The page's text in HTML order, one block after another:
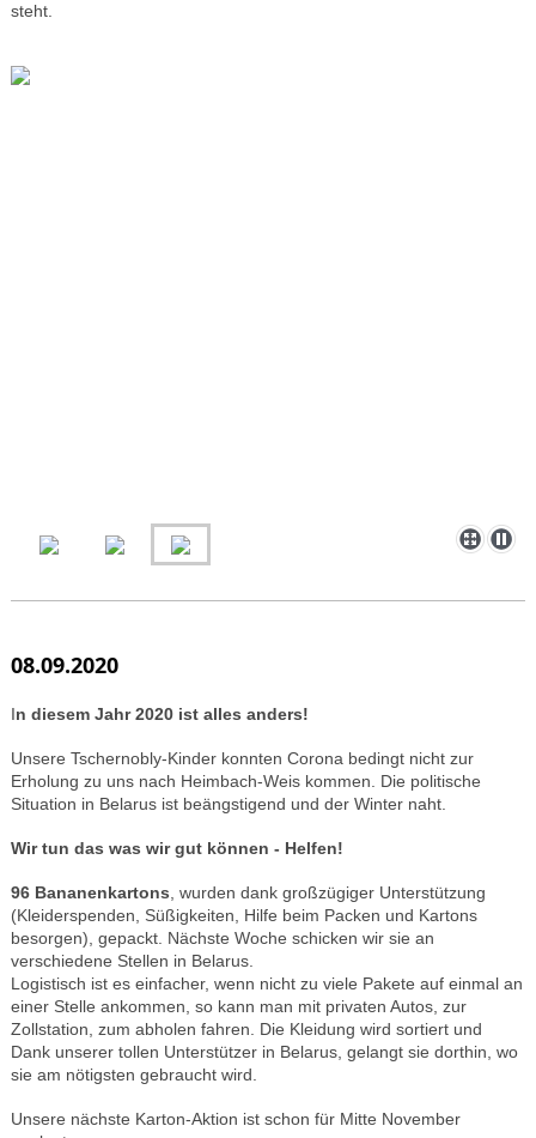
steht.
08.09.2020
In diesem Jahr 2020 ist alles anders!
Unsere Tschernobly-Kinder konnten Corona bedingt nicht zur
Erholung zu uns nach Heimbach-Weis kommen. Die politische
Situation in Belarus ist beängstigend und der Winter naht.
Wir tun das was wir gut können - Helfen!
96 Bananenkartons , wurden dank großzügiger Unterstützung
(Kleiderspenden, Süßigkeiten, Hilfe beim Packen und Kartons
besorgen), gepackt. Nächste Woche schicken wir sie an
verschiedene Stellen in Belarus.
Logistisch ist es einfacher, wenn nicht zu viele Pakete auf einmal an
einer Stelle ankommen, so kann man mit privaten Autos, zur
Zollstation, zum abholen fahren. Die Kleidung wird sortiert und
Dank unserer tollen Unterstützer in Belarus, gelangt sie dorthin, wo
sie am nötigsten gebraucht wird.
Unsere nächste Karton-Aktion ist schon für Mitte November